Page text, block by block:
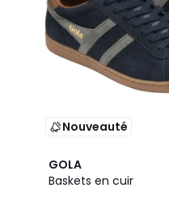
Nouveauté
GOLA
Baskets en cuir